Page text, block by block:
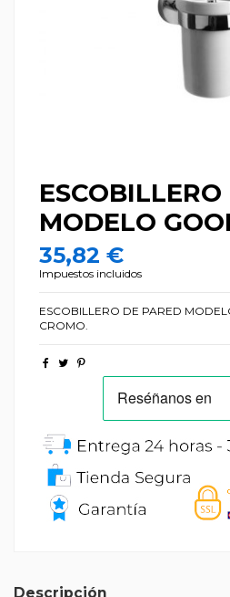
MODELO
35,82 €
Impuestos incluidos
ESCOBILLERO DE PARED
CROMO.
Descripción